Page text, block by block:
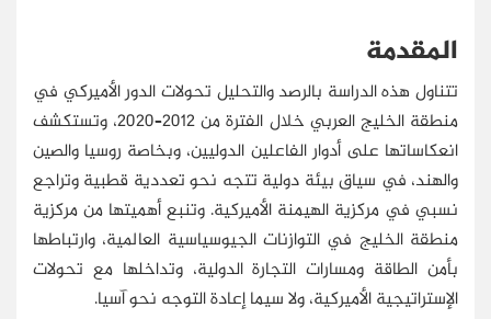
المقدمة
تتناول هذه الدراسة بالرصد والتحليل تحولات الدور الأميركي في
منطقة الخليج العربي خلال الفترة من 2012–2020، وتستكشف
انعكاساتها على أدوار الفاعلين الدوليين، وبخاصة روسيا والصين
والهند، في سياق بيئة دولية تتجه نحو تعددية قطبية وتراجع
نسبي في مركزية الهيمنة الأميركية. وتنبع أهميتها من مركزية
منطقة الخليج في التوازنات الجيوسياسية العالمية، وارتباطها
بأمن الطاقة ومسارات التجارة الدولية، وتداخلها مع تحولات
الإستراتيجية الأميركية، ولا سيما إعادة التوجه نحو آسيا.